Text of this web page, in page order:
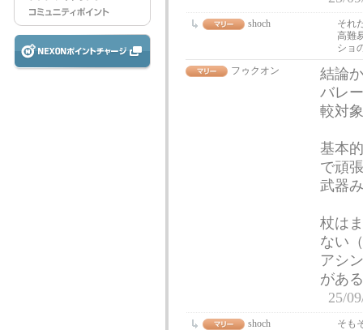
shoch
それ
高難
ショ
フゥクオン
結論
バレ
較対
基本
で頑
武器
杖は
ない
アシ
があ
25/
shoch そも